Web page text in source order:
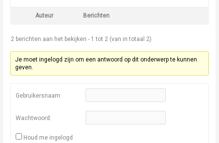
Auteur Berichten
2 berichten aan het bekijken - 1 tot 2 (van in totaal 2)
Je moet ingelogd zijn om een antwoord op dit onderwerp te kunnen
geven.
Gebruikersnaam:
Wachtwoord:
Houd me ingelogd